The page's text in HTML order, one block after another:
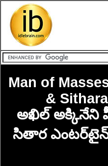
Man of
&
అఖిల్ అక్కినేని
సితార